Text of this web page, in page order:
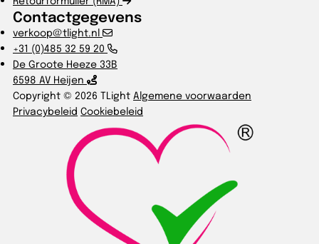
Contactgegevens
verkoop@tlight.nl
+31 (0)485 32 59 20
De Groote Heeze 33B
6598 AV Heijen
Copyright © 2026 TLight Algemene voorwaarden
Privacybeleid Cookiebeleid